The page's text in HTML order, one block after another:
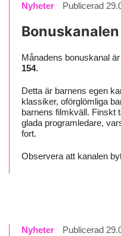
Nyheter Publicerad
Månadens bonuskanal är
154.
Detta är barnens egen
klassiker, oförglömliga
barnens filmkväll. Finskt
glada programledare,
fort.
Observera att kanalen
Nyheter Publicerad